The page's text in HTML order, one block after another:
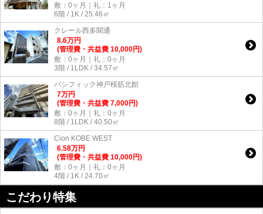
敷：0ヶ月｜礼：1ヶ月
6階 / 1K / 25.46㎡
クレール西多聞通
8.6万円
(管理費・共益費 10,000円)
敷：0ヶ月｜礼：0ヶ月
3階 / 1LDK / 34.57㎡
パシフィック神戸桜筋北館
7万円
(管理費・共益費 7,000円)
敷：0ヶ月｜礼：0ヶ月
8階 / 1LDK / 40.50㎡
Cion KOBE WEST
6.58万円
(管理費・共益費 10,000円)
敷：0ヶ月｜礼：0ヶ月
4階 / 1K / 24.70㎡
こだわり特集